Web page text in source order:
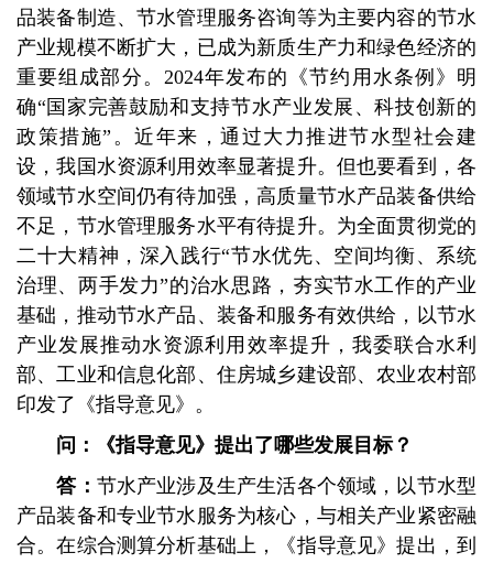
品装备制造、节水管理服务咨询等为主要内容的节水
产业规模不断扩大，已成为新质生产力和绿色经济的
重要组成部分。2024年发布的《节约用水条例》明
确“国家完善鼓励和支持节水产业发展、科技创新的
政策措施”。近年来，通过大力推进节水型社会建
设，我国水资源利用效率显著提升。但也要看到，各
领域节水空间仍有待加强，高质量节水产品装备供给
不足，节水管理服务水平有待提升。为全面贯彻党的
二十大精神，深入践行“节水优先、空间均衡、系统
治理、两手发力”的治水思路，夯实节水工作的产业
基础，推动节水产品、装备和服务有效供给，以节水
产业发展推动水资源利用效率提升，我委联合水利
部、工业和信息化部、住房城乡建设部、农业农村部
印发了《指导意见》。
问：《指导意见》提出了哪些发展目标？
答： 节水产业涉及生产生活各个领域，以节水型
产品装备和专业节水服务为核心，与相关产业紧密融
合。在综合测算分析基础上，《指导意见》提出，到